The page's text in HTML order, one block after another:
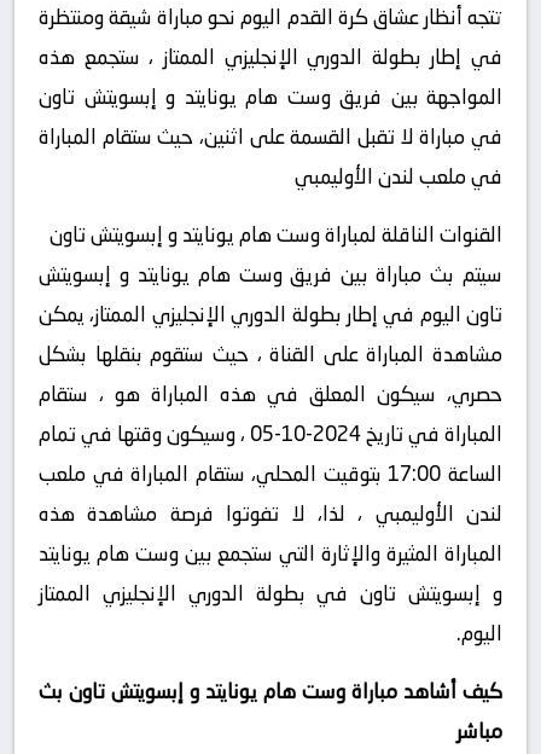
تتجه أنظار عشاق كرة القدم اليوم نحو مباراة شيقة ومنتظرة
في إطار بطولة الدوري الإنجليزي الممتاز ، ستجمع هذه
المواجهة بين فريق وست هام يونايتد و إبسويتش تاون
في مباراة لا تقبل القسمة على اثنين، حيث ستقام المباراة
في ملعب لندن الأوليمبي
القنوات الناقلة لمباراة وست هام يونايتد و إبسويتش تاون
سيتم بث مباراة بين فريق وست هام يونايتد و إبسويتش
تاون اليوم في إطار بطولة الدوري الإنجليزي الممتاز، يمكن
مشاهدة المباراة على القناة ، حيث ستقوم بنقلها بشكل
حصري، سيكون المعلق في هذه المباراة هو ، ستقام
المباراة في تاريخ 2024-10-05 ، وسيكون وقتها في تمام
الساعة 17:00 بتوقيت المحلي، ستقام المباراة في ملعب
لندن الأوليمبي ، لذا، لا تفوتوا فرصة مشاهدة هذه
المباراة المثيرة والإثارة التي ستجمع بين وست هام يونايتد
و إبسويتش تاون في بطولة الدوري الإنجليزي الممتاز
اليوم.
كيف أشاهد مباراة وست هام يونايتد و إبسويتش تاون بث
مباشر